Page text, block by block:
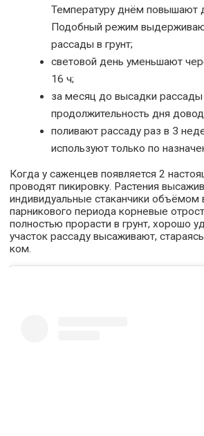
Температуру днём повышают
Подобный режим
рассады в грунт;
световой день уменьшают
16 ч;
за месяц до высадки рассады
продолжительность дня
поливают рассаду раз в 3
используют только по
Когда у саженцев появляется 2
проводят пикировку. Растения
индивидуальные стаканчики объёмом
парникового периода корневые
полностью прорасти в грунт, хорошо
участок рассаду высаживают,
ком.